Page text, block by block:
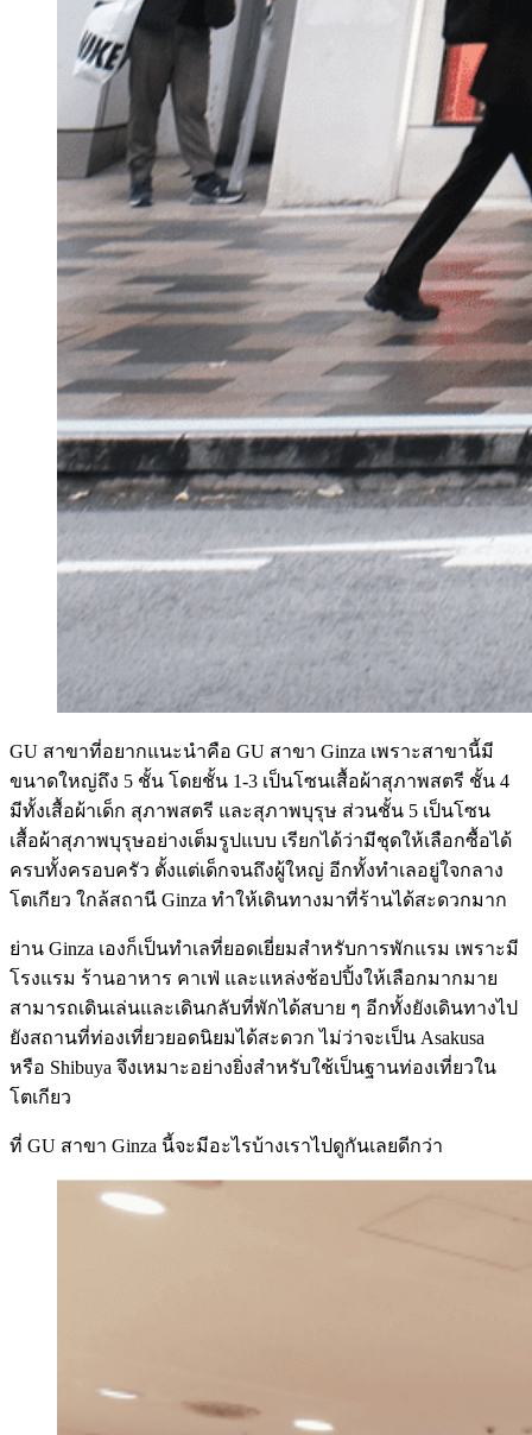
GU สาขาที่อยากแนะนำคือ GU สาขา Ginza เพราะสาขานี้มี
ขนาดใหญ่ถึง 5 ชั้น โดยชั้น 1-3 เป็นโซนเสื้อผ้าสุภาพสตรี ชั้น 4
มีทั้งเสื้อผ้าเด็ก สุภาพสตรี และสุภาพบุรุษ ส่วนชั้น 5 เป็นโซน
เสื้อผ้าสุภาพบุรุษอย่างเต็มรูปแบบ เรียกได้ว่ามีชุดให้เลือกซื้อได้
ครบทั้งครอบครัว ตั้งแต่เด็กจนถึงผู้ใหญ่ อีกทั้งทำเลอยู่ใจกลาง
โตเกียว ใกล้สถานี Ginza ทำให้เดินทางมาที่ร้านได้สะดวกมาก
ย่าน Ginza เองก็เป็นทำเลที่ยอดเยี่ยมสำหรับการพักแรม เพราะมี
โรงแรม ร้านอาหาร คาเฟ่ และแหล่งช้อปปิ้งให้เลือกมากมาย
สามารถเดินเล่นและเดินกลับที่พักได้สบาย ๆ อีกทั้งยังเดินทางไป
ยังสถานที่ท่องเที่ยวยอดนิยมได้สะดวก ไม่ว่าจะเป็น Asakusa
หรือ Shibuya จึงเหมาะอย่างยิ่งสำหรับใช้เป็นฐานท่องเที่ยวใน
โตเกียว
ที่ GU สาขา Ginza นี้จะมีอะไรบ้างเราไปดูกันเลยดีกว่า